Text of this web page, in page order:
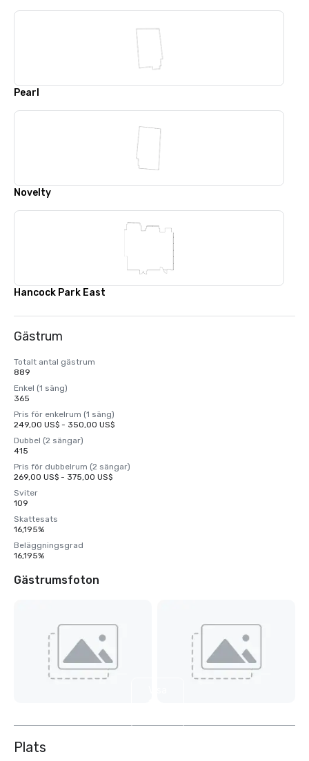
Pearl
Novelty
Hancock Park East
Gästrum
Totalt antal gästrum
889
Enkel (1 säng)
365
Pris för enkelrum (1 säng)
249,00 US$ - 350,00 US$
Dubbel (2 sängar)
415
Pris för dubbelrum (2 sängar)
269,00 US$ - 375,00 US$
Sviter
109
Skattesats
16,195%
Beläggningsgrad
16,195%
Gästrumsfoton
Plats